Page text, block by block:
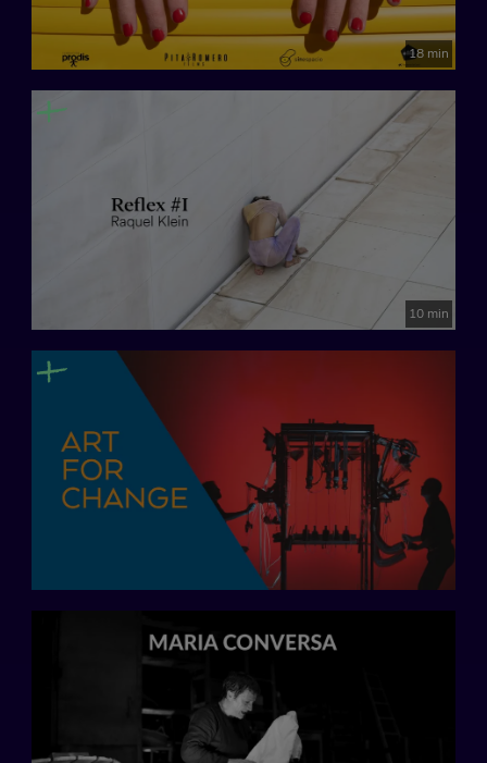
18 min
10 min